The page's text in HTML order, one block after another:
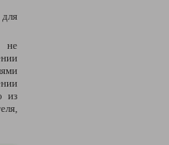
не
из